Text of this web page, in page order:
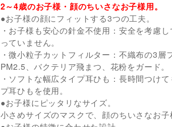
2～4歳のお子様・顔のちいさなお子様用。
●お子様の顔にフィットする3つの工夫。
・お子様も安心の針金不使用：安全を考慮
っていません。
・微小粒子カットフィルター：不織布の3層
PM2.5、バクテリア飛まつ、花粉をガード。
・ソフトな幅広タイプ耳ひも：長時間つけ
プ耳ひもを使用。
●お子様にピッタリなサイズ。
小さめサイズのマスクで、顔のちいさなお子